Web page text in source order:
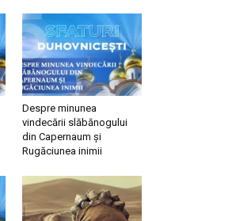
Despre minunea
vindecării slăbănogului
din Capernaum și
Rugăciunea inimii